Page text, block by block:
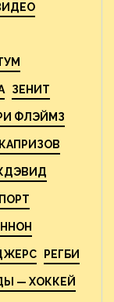
ЗЕНИТ
ФЛЭЙМЗ
РЕГБИ
— ХОККЕЙ